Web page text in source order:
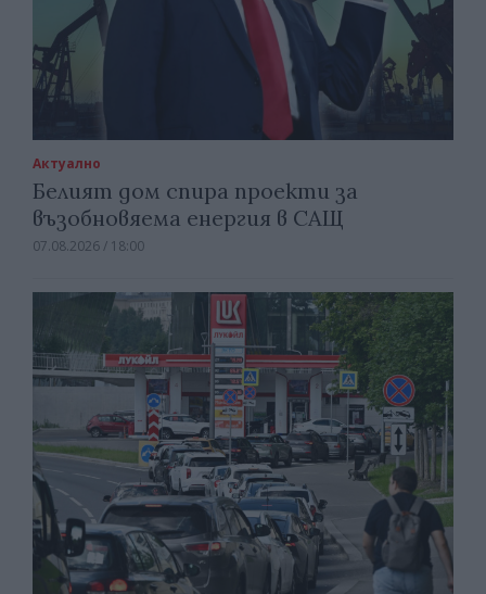
Актуално
Белият дом спира проекти за
възобновяема енергия в САЩ
07.08.2026 / 18:00